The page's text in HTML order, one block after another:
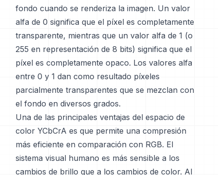
fondo cuando se renderiza la imagen. Un valor
alfa de 0 significa que el píxel es completamente
transparente, mientras que un valor alfa de 1 (o
255 en representación de 8 bits) significa que el
píxel es completamente opaco. Los valores alfa
entre 0 y 1 dan como resultado píxeles
parcialmente transparentes que se mezclan con
el fondo en diversos grados.
Una de las principales ventajas del espacio de
color YCbCrA es que permite una compresión
más eficiente en comparación con RGB. El
sistema visual humano es más sensible a los
cambios de brillo que a los cambios de color. Al